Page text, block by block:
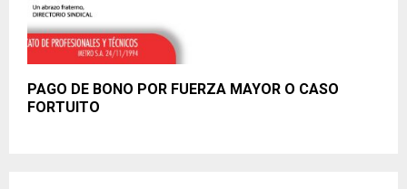
PAGO DE BONO POR FUERZA MAYOR O CASO
FORTUITO